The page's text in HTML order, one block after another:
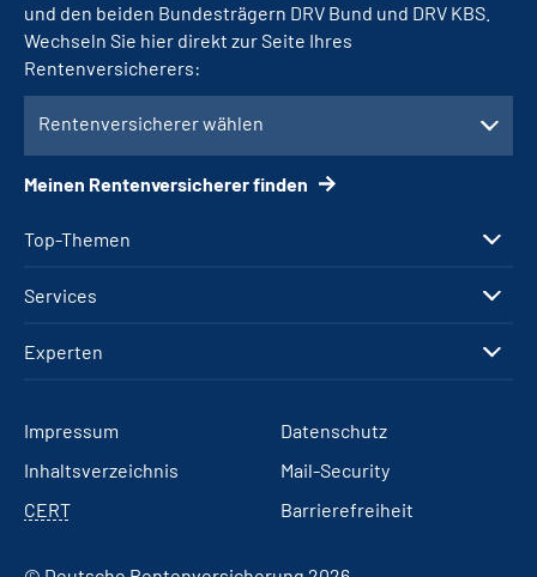
Top-Themen
Services
Experten
und den beiden Bundesträgern DRV Bund und DRV KBS.
Wechseln Sie hier direkt zur Seite Ihres
Rentenversicherers:
Rentenversicherer wählen
Meinen Rentenversicherer finden
Impressum
Datenschutz
Inhaltsverzeichnis
Mail-Security
CERT
Barrierefreiheit